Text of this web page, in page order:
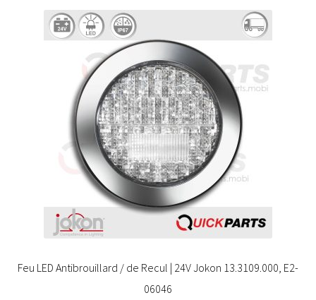
Feu LED Antibrouillard / de Recul | 24V Jokon 13.3109.000, E2-
06046